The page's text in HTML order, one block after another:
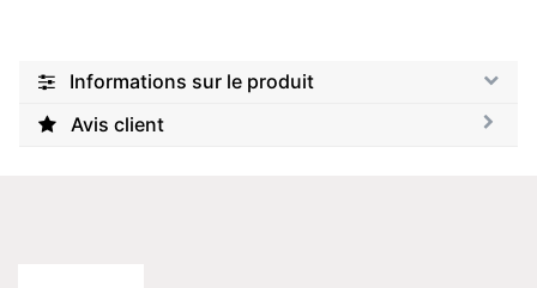
Informations sur le produit
Avis client